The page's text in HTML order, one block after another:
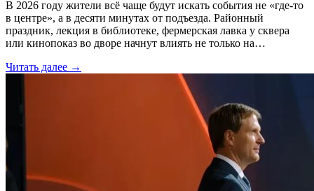
В 2026 году жители всё чаще будут искать события не «где-то
в центре», а в десяти минутах от подъезда. Районный
праздник, лекция в библиотеке, фермерская лавка у сквера
или кинопоказ во дворе начнут влиять не только на…
Читать далее →